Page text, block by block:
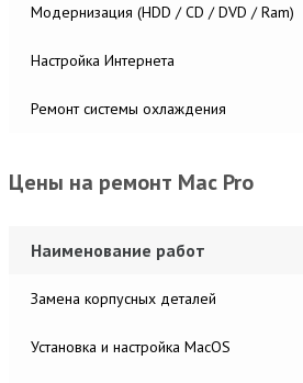
Модернизация (HDD / CD / DVD / Ram)
Настройка Интернета
Ремонт системы охлаждения
Цены на ремонт Mac Pro
Наименование работ
Замена корпусных деталей
Установка и настройка MacОS